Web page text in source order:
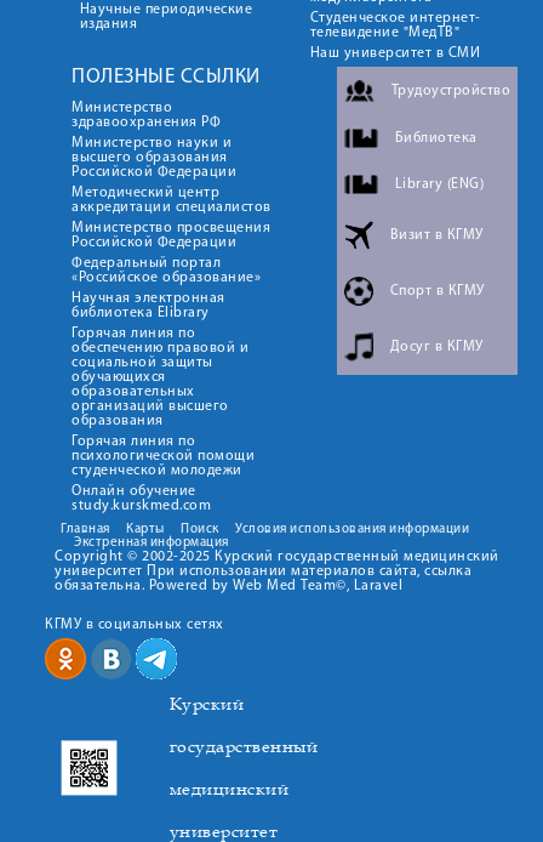
Научные периодические
издания
Студенческое интернет-
телевидение "МедТВ"
Наш университет в СМИ
ПОЛЕЗНЫЕ ССЫЛКИ
Министерство
здравоохранения РФ
Министерство науки и
высшего образования
Российской Федерации
Методический центр
аккредитации специалистов
Министерство просвещения
Российской Федерации
Федеральный портал
«Российское образование»
Научная электронная
библиотека Elibrary
Горячая линия по
обеспечению правовой и
социальной защиты
обучающихся
образовательных
организаций высшего
образования
Горячая линия по
психологической помощи
студенческой молодежи
Онлайн обучение
study.kurskmed.com
Трудоустройство
Библиотека
Library (ENG)
Визит в КГМУ
Спорт в КГМУ
Досуг в КГМУ
Главная Карты Поиск
Условия использования информации
Экстренная информация
Copyright © 2002-2025 Курский государственный медицинский
университет При использовании материалов сайта, ссылка
обязательна. Powered by Web Med Team©, Laravel
КГМУ в социальных сетях
Курский
государственный
медицинский
университет